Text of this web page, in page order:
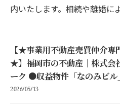
内いたします。相続や離婚に
【★事業用不動産売買仲介専
★】福岡市の不動産｜株式会
ーク ●収益物件「なのみビ
2026/05/13